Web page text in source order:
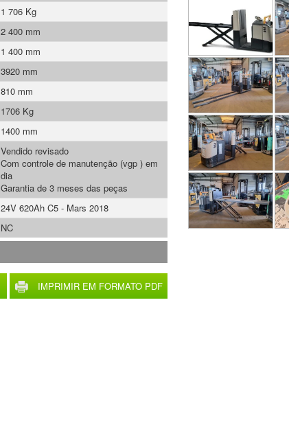
IMPRIMIR EM FORMATO PDF
1 706 Kg
2 400 mm
1 400 mm
3920 mm
810 mm
1706 Kg
1400 mm
Vendido revisado
Com controle de manutenção (vgp ) em
dia
Garantia de 3 meses das peças
24V 620Ah C5 - Mars 2018
NC